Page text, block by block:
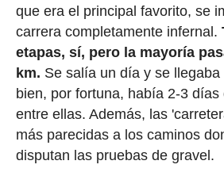
que era el principal favorito, se
carrera completamente infernal.
etapas, sí, pero la mayoría
km. Se salía un día y se llegaba
bien, por fortuna, había 2-3 días
entre ellas. Además, las
más parecidas a los caminos
disputan las pruebas de gravel.